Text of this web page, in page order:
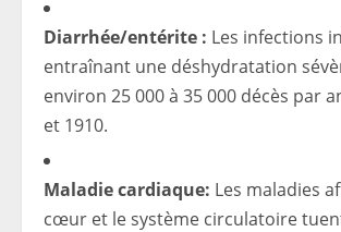
Diarrhée/entérite : Les infections
entraînant une déshydratation
environ 25 000 à 35 000 décès par
et 1910.
Maladie cardiaque: Les maladies
cœur et le système circulatoire